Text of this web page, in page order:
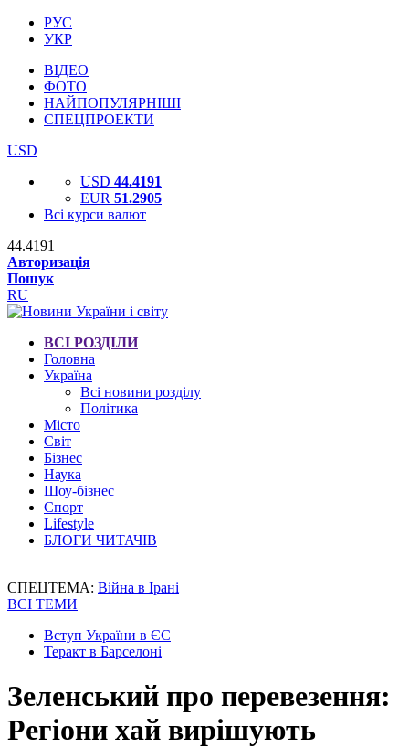
РУС
УКР
ВІДЕО
ФОТО
НАЙПОПУЛЯРНІШІ
СПЕЦПРОЕКТИ
USD
USD 44.4191
EUR 51.2905
Всі курси валют
44.4191
Авторизація
Пошук
RU
ВСІ РОЗДІЛИ
Головна
Україна
Всі новини розділу
Політика
Місто
Світ
Бізнес
Наука
Шоу-бізнес
Спорт
Lifestyle
БЛОГИ ЧИТАЧІВ
СПЕЦТЕМА: Війна в Ірані
ВСІ ТЕМИ
Вступ України в ЄС
Теракт в Барселоні
Зеленський про перевезення:
Регіони хай вирішують